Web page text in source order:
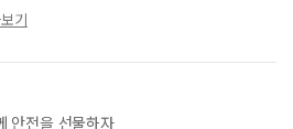
기
안전을 선물하자